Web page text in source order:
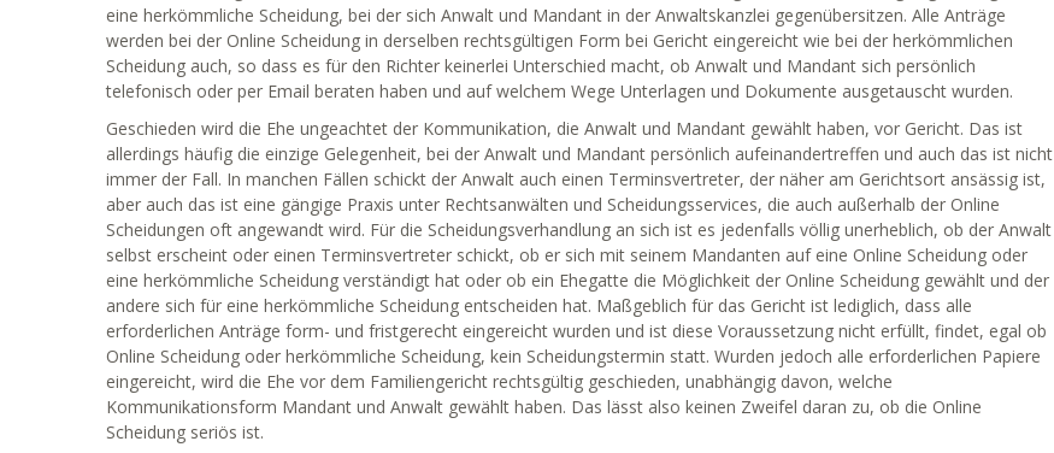
eine herkömmliche Scheidung, bei der sich Anwalt und Mandant in der Anwaltskanzlei gegenübersitzen. Alle Anträge
werden bei der Online Scheidung in derselben rechtsgültigen Form bei Gericht eingereicht wie bei der herkömmlichen
Scheidung auch, so dass es für den Richter keinerlei Unterschied macht, ob Anwalt und Mandant sich persönlich
telefonisch oder per Email beraten haben und auf welchem Wege Unterlagen und Dokumente ausgetauscht wurden.
Geschieden wird die Ehe ungeachtet der Kommunikation, die Anwalt und Mandant gewählt haben, vor Gericht. Das ist
allerdings häufig die einzige Gelegenheit, bei der Anwalt und Mandant persönlich aufeinandertreffen und auch das ist nicht
immer der Fall. In manchen Fällen schickt der Anwalt auch einen Terminsvertreter, der näher am Gerichtsort ansässig ist,
aber auch das ist eine gängige Praxis unter Rechtsanwälten und Scheidungsservices, die auch außerhalb der Online
Scheidungen oft angewandt wird. Für die Scheidungsverhandlung an sich ist es jedenfalls völlig unerheblich, ob der Anwalt
selbst erscheint oder einen Terminsvertreter schickt, ob er sich mit seinem Mandanten auf eine Online Scheidung oder
eine herkömmliche Scheidung verständigt hat oder ob ein Ehegatte die Möglichkeit der Online Scheidung gewählt und der
andere sich für eine herkömmliche Scheidung entscheiden hat. Maßgeblich für das Gericht ist lediglich, dass alle
erforderlichen Anträge form- und fristgerecht eingereicht wurden und ist diese Voraussetzung nicht erfüllt, findet, egal ob
Online Scheidung oder herkömmliche Scheidung, kein Scheidungstermin statt. Wurden jedoch alle erforderlichen Papiere
eingereicht, wird die Ehe vor dem Familiengericht rechtsgültig geschieden, unabhängig davon, welche
Kommunikationsform Mandant und Anwalt gewählt haben. Das lässt also keinen Zweifel daran zu, ob die Online
Scheidung seriös ist.